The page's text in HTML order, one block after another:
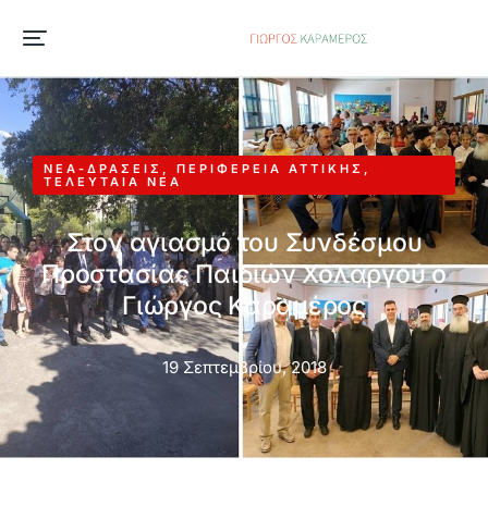
ΝΈΑ-ΔΡΆΣΕΙΣ ΠΕΡΙΦΈΡΕΙΑ ΑΤΤΙΚΉΣ
ΤΕΛΕΥΤΑΊΑ ΝΈΑ
Στον αγιασμό του Συνδέσμου
Προστασίας Παιδιών Χολαργού ο
Γιώργος Καραμέρος
19 Σεπτεμβρίου, 2018